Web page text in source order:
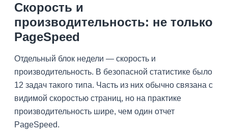
Скорость и
производительность: не только
PageSpeed
Отдельный блок недели — скорость и
производительность. В безопасной статистике было
12 задач такого типа. Часть из них обычно связана с
видимой скоростью страниц, но на практике
производительность шире, чем один отчет
PageSpeed.